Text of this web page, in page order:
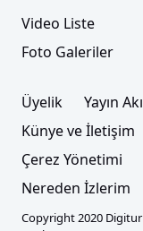
Video Liste
Foto Galeriler
Üyelik Yayın
Künye ve İletişim
Çerez Yönetimi
Nereden İzlerim
Copyright 2020